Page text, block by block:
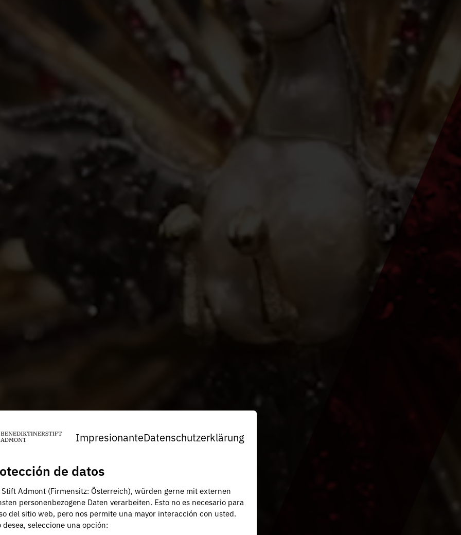
ImpresionanteDatenschutzerklärung
de datos
Stift Admont (Firmensitz: Österreich), würden gerne mit externen
personenbezogene Daten verarbeiten. Esto no es necesario para
del sitio web, pero nos permite una mayor interacción con usted.
desea, seleccione una opción: